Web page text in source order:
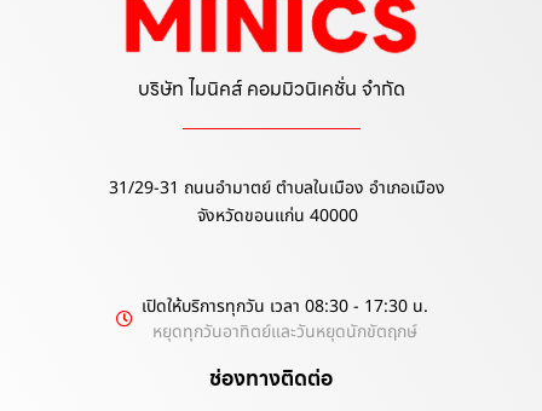
บริษัท ไมนิคส์ คอมมิวนิเคชั่น จำกัด
31/29-31 ถนนอำมาตย์ ตำบลในเมือง อำเภอเมือง
จังหวัดขอนแก่น 40000
เปิดให้บริการทุกวัน เวลา 08:30 - 17:30 น.
หยุดทุกวันอาทิตย์และวันหยุดนักขัตฤกษ์
ช่องทางติดต่อ